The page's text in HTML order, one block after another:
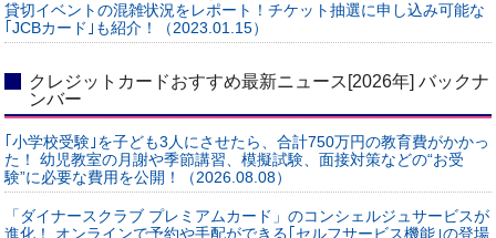
貸切イベントの混雑状況をレポート！チケット抽選に申し込み可能な
｢JCBカード｣も紹介！（2023.01.15）
クレジットカードおすすめ最新ニュース[2026年] バックナ
ンバー
｢小学校受験｣を子ども3人にさせたら、合計750万円の教育費がかかっ
た！ 幼児教室の月謝や季節講習、模擬試験、面接対策などの“お受
験”に必要な費用を公開！（2026.08.08）
「ダイナースクラブ プレミアムカード」のコンシェルジュサービスが
進化！ オンラインで予約や手配ができる｢セルフサービス機能｣の登場